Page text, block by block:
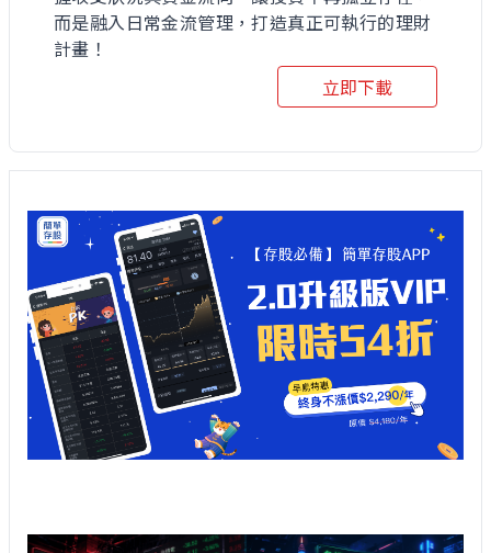
而是融入日常金流管理，打造真正可執行的理財
計畫！
立即下載